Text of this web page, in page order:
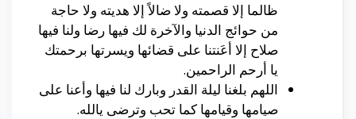
ظالما إلا قصمته ولا ضالاً إلا هديته ولا حاجة
من حوائج الدنيا والآخرة لك فيها رضا ولنا فيها
صلاح إلا أعَنتنا على قضائها ويسرتها برحمتك
يا أرحم الراحمين.
اللهم بلغنا ليلة القدر وبارك لنا فيها وأعنا على
صيامها وقيامها كما تحب وترضى يالله.